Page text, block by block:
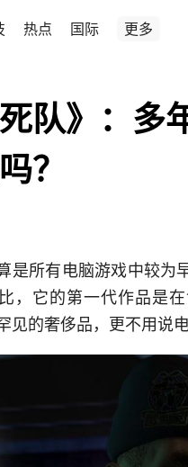
热点 国际 更多
队》：多
？
是所有电脑游戏中较为
，它的第一代作品是
的奢侈品，更不用说电